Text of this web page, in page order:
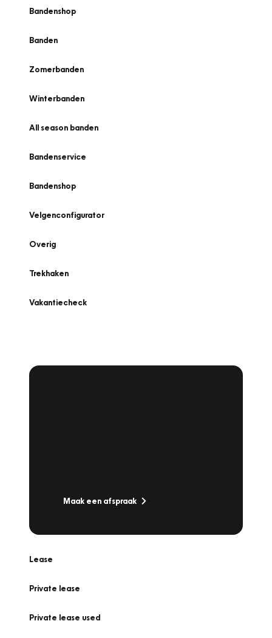
Bandenshop
Banden
Zomerbanden
Winterbanden
All season banden
Bandenservice
Bandenshop
Velgenconfigurator
Overig
Trekhaken
Vakantiecheck
Maak een afspraak
Lease
Private lease
Private lease used